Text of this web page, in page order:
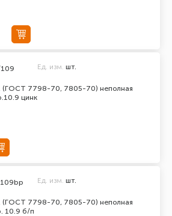
(ГОСТ 7798-70, 7805-70) неполная
цинк
Ед. изм. шт.
(ГОСТ 7798-70, 7805-70) неполная
10.9 б/п
Ед. изм. шт.